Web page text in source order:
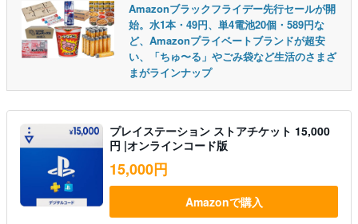
Amazonブラックフライデー先行セールが開
始。水1本・49円、単4電池20個・589円な
ど、Amazonプライベートブランドが超安
い、「ちゅ〜る」やごみ袋など生活のさまざ
まがラインナップ
プレイステーション ストアチケット 15,000
円 |オンラインコード版
15,000円
Amazonで購入